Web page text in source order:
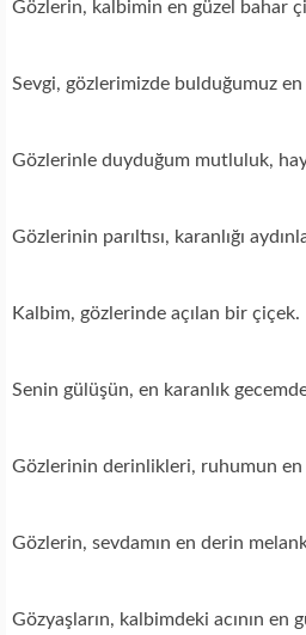
Gözlerin, kalbimin en güzel bahar
Sevgi, gözlerimizde bulduğumuz
Gözlerinle duyduğum mutluluk,
Gözlerinin parıltısı, karanlığı
Kalbim, gözlerinde açılan bir çiçek.
Senin gülüşün, en karanlık
Gözlerinin derinlikleri, ruhumun en
Gözlerin, sevdamın en derin
Gözyaşların, kalbimdeki acının en